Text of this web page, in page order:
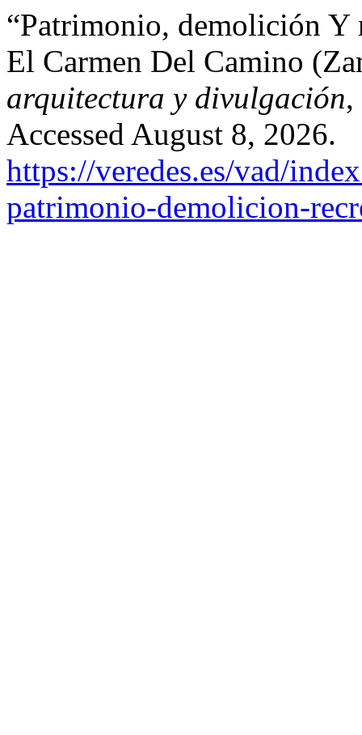
“Patrimonio, demolición Y
El Carmen Del Camino
arquitectura y divulgación,
Accessed August 8, 2026.
https://veredes.es/vad/
patrimonio-demolicion-